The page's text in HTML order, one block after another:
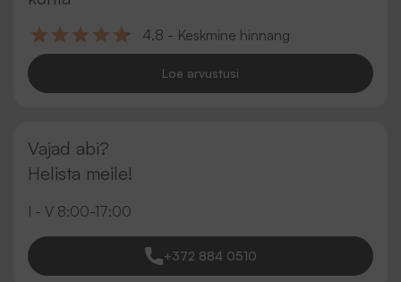
4.8 - Keskmine hinnang
Loe arvustusi
Vajad abi?
Helista meile!
I - V 8:00-17:00
+372 884 0510